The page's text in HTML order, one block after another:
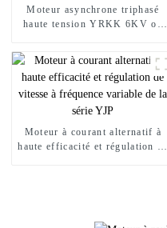
Moteur asynchrone triphasé
haute tension YRKK 6KV ou
Moteur à courant alternatif à
haute efficacité et régulation de